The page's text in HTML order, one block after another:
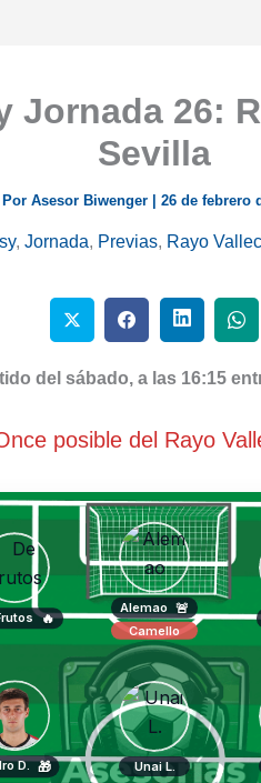
Jornada 26:
Sevilla
Por Asesor Biwenger 26 de febrero
, Jornada, Previas, Rayo
del sábado, a las 16:15
posible del Rayo
D. 🎁 Unai L.
🔥
Alemao 🚨
Camello